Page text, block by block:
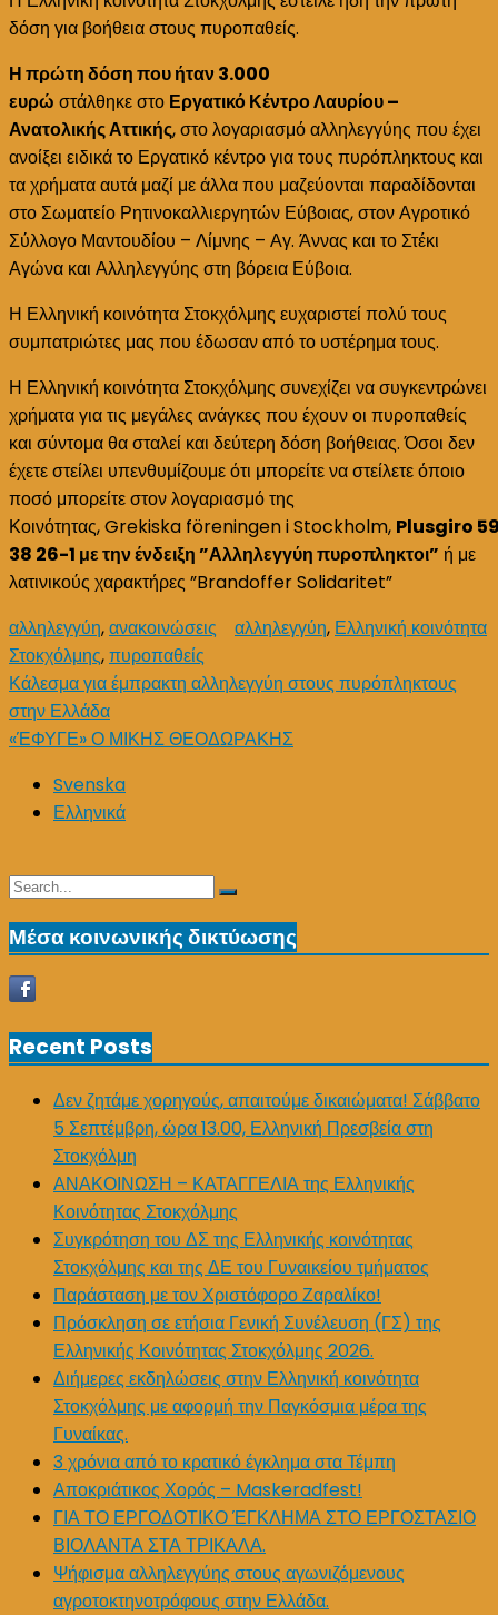
την
Ελληνική
κοινότητα
Στοκχόλμης
δόση για βοήθεια στους πυροπαθείς.
Η πρώτη δόση που ήταν 3.000
ευρώ στάλθηκε στο Εργατικό Κέντρο Λαυρίου –
Ανατολικής Αττικής, στο λογαριασμό αλληλεγγύης που έχει
ανοίξει ειδικά το Εργατικό κέντρο για τους πυρόπληκτους και
τα χρήματα αυτά μαζί με άλλα που μαζεύονται παραδίδονται
στο Σωματείο Ρητινοκαλλιεργητών Εύβοιας, στον Αγροτικό
Σύλλογο Μαντουδίου – Λίμνης – Αγ. Άννας και το Στέκι
Αγώνα και Αλληλεγγύης στη βόρεια Εύβοια.
Η Ελληνική κοινότητα Στοκχόλμης ευχαριστεί πολύ τους
συμπατριώτες μας που έδωσαν από το υστέρημα τους.
Η Ελληνική κοινότητα Στοκχόλμης συνεχίζει να συγκεντρώνει
χρήματα για τις μεγάλες ανάγκες που έχουν οι πυροπαθείς
και σύντομα θα σταλεί και δεύτερη δόση βοήθειας. Όσοι δεν
έχετε στείλει υπενθυμίζουμε ότι μπορείτε να στείλετε όποιο
ποσό μπορείτε στον λογαριασμό της
Κοινότητας, Grekiska föreningen i Stockholm, Plusgiro
38 26-1 με την ένδειξη ”Αλληλεγγύη πυροπληκτοι” ή με
λατινικούς χαρακτήρες ”Brandoffer Solidaritet”
αλληλεγγύη,ανακοινώσεις αλληλεγγύη, Ελληνική κοινότητα
Στοκχόλμης,πυροπαθείς
Post
navigation
Κάλεσμα για έμπρακτη αλληλεγγύη στους πυρόπληκτους
στην Ελλάδα
«ΈΦΥΓΕ» Ο ΜΙΚΗΣ ΘΕΟΔΩΡΑΚΗΣ
Svenska
Ελληνικά
Search
Search
Μέσα κοινωνικής δικτύωσης
Recent Posts
Δεν ζητάμε χορηγούς, απαιτούμε δικαιώματα! Σάββατο
5 Σεπτέμβρη, ώρα 13.00, Ελληνική Πρεσβεία στη
Στοκχόλμη
ΑΝΑΚΟΙΝΩΣΗ – ΚΑΤΑΓΓΕΛΙΑ της Ελληνικής
Κοινότητας Στοκχόλμης
Συγκρότηση του ΔΣ της Ελληνικής κοινότητας
Στοκχόλμης και της ΔΕ του Γυναικείου τμήματος
Παράσταση με τον Χριστόφορο Ζαραλίκο!
Πρόσκληση σε ετήσια Γενική Συνέλευση (ΓΣ) της
Ελληνικής Κοινότητας Στοκχόλμης 2026.
Διήμερες εκδηλώσεις στην Ελληνική κοινότητα
Στοκχόλμης με αφορμή την Παγκόσμια μέρα της
Γυναίκας.
3 χρόνια από το κρατικό έγκλημα στα Τέμπη
Αποκριάτικος Χορός – Maskeradfest!
ΓΙΑ ΤΟ ΕΡΓΟΔΟΤΙΚΟ ΈΓΚΛΗΜΑ ΣΤΟ ΕΡΓΟΣΤΑΣΙΟ
ΒΙΟΛΑΝΤΑ ΣΤΑ ΤΡΙΚΑΛΑ.
Ψήφισμα αλληλεγγύης στους αγωνιζόμενους
αγροτοκτηνοτρόφους στην Ελλάδα.